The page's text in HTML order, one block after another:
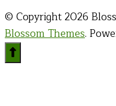
© Copyright 2026
Blossom Themes.